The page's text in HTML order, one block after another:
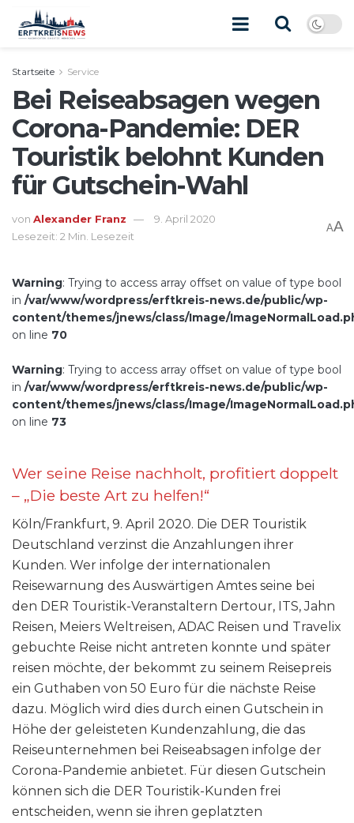
Startseite Service
Bei Reiseabsagen wegen
Corona-Pandemie: DER
Touristik belohnt Kunden
für Gutschein-Wahl
von Alexander Franz
9. April 2020
Lesezeit: 2 Min. Lesezeit
AA
Warning: Trying to access array offset on value of type bool
in /var/www/wordpress/erftkreis-news.de/public/wp-
content/themes/jnews/class/Image/
on line 70
Warning: Trying to access array offset on value of type bool
in /var/www/wordpress/erftkreis-news.de/public/wp-
content/themes/jnews/class/Image/
on line 73
Wer seine Reise nachholt, profitiert doppelt
– „Die beste Art zu helfen!“
Köln/Frankfurt, 9. April 2020. Die DER Touristik
Deutschland verzinst die Anzahlungen ihrer
Kunden. Wer infolge der internationalen
Reisewarnung des Auswärtigen Amtes seine bei
den DER Touristik-Veranstaltern Dertour, ITS, Jahn
Reisen, Meiers Weltreisen, ADAC Reisen und Travelix
gebuchte Reise nicht antreten konnte und später
reisen möchte, der bekommt zu seinem Reisepreis
ein Guthaben von 50 Euro für die nächste Reise
dazu. Möglich wird dies durch einen Gutschein in
Höhe der geleisteten Kundenzahlung, die das
Reiseunternehmen bei Reiseabsagen infolge der
Corona-Pandemie anbietet. Für diesen Gutschein
können sich die DER Touristik-Kunden frei
entscheiden, wenn sie ihren geplatzten